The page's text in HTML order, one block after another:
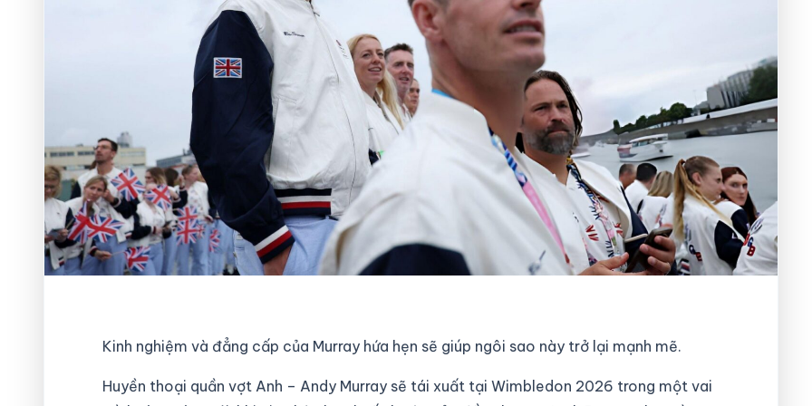
Kinh nghiệm và đẳng cấp của Murray hứa hẹn sẽ giúp ngôi sao này trở lại mạnh mẽ.
Huyền thoại quần vợt Anh – Andy Murray sẽ tái xuất tại Wimbledon 2026 trong một vai